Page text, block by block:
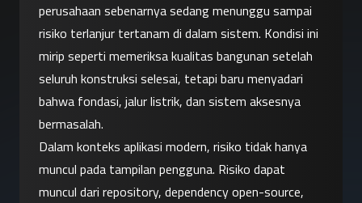
perusahaan sebenarnya sedang menunggu sampai
risiko terlanjur tertanam di dalam sistem. Kondisi ini
mirip seperti memeriksa kualitas bangunan setelah
seluruh konstruksi selesai, tetapi baru menyadari
bahwa fondasi, jalur listrik, dan sistem aksesnya
bermasalah.
Dalam konteks aplikasi modern, risiko tidak hanya
muncul pada tampilan pengguna. Risiko dapat
muncul dari repository, dependency open-source,